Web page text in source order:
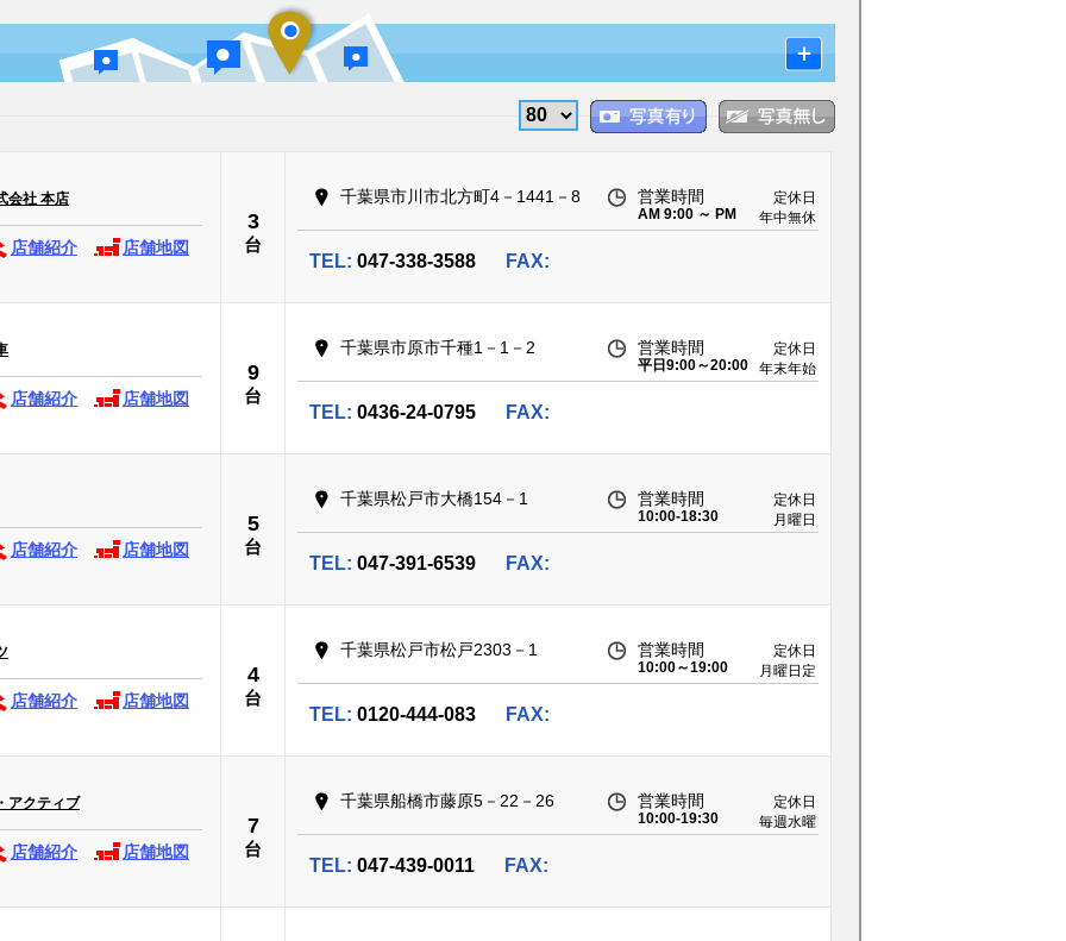
会社 本店
店舗紹介 店舗地図
3
台
千葉県市川市北方町4－1441－8 営業時間
AM 9:00 ～ PM
7:00
定休日
年中無休
TEL: 047-338-3588 FAX:
店舗紹介 店舗地図
9
台
千葉県市原市千種1－1－2 営業時間
平日9:00～20:00
休日18:00
定休日
年末年始
TEL: 0436-24-0795 FAX:
店舗紹介 店舗地図
5
台
千葉県松戸市大橋154－1 営業時間
10:00-18:30
定休日
月曜日
TEL: 047-391-6539 FAX:
店舗紹介 店舗地図
4
台
千葉県松戸市松戸2303－1 営業時間
10:00～19:00
定休日
月曜日定
TEL: 0120-444-083 FAX:
アクティブ
店舗紹介 店舗地図
7
台
千葉県船橋市藤原5－22－26 営業時間
10:00-19:30
定休日
毎週水曜
TEL: 047-439-0011 FAX: